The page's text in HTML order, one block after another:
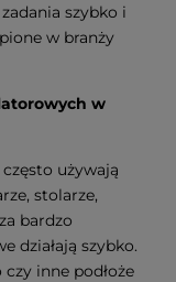
szybko i
w branży
w
używają
stolarze,
bardzo
działają szybko.
inne podłoże